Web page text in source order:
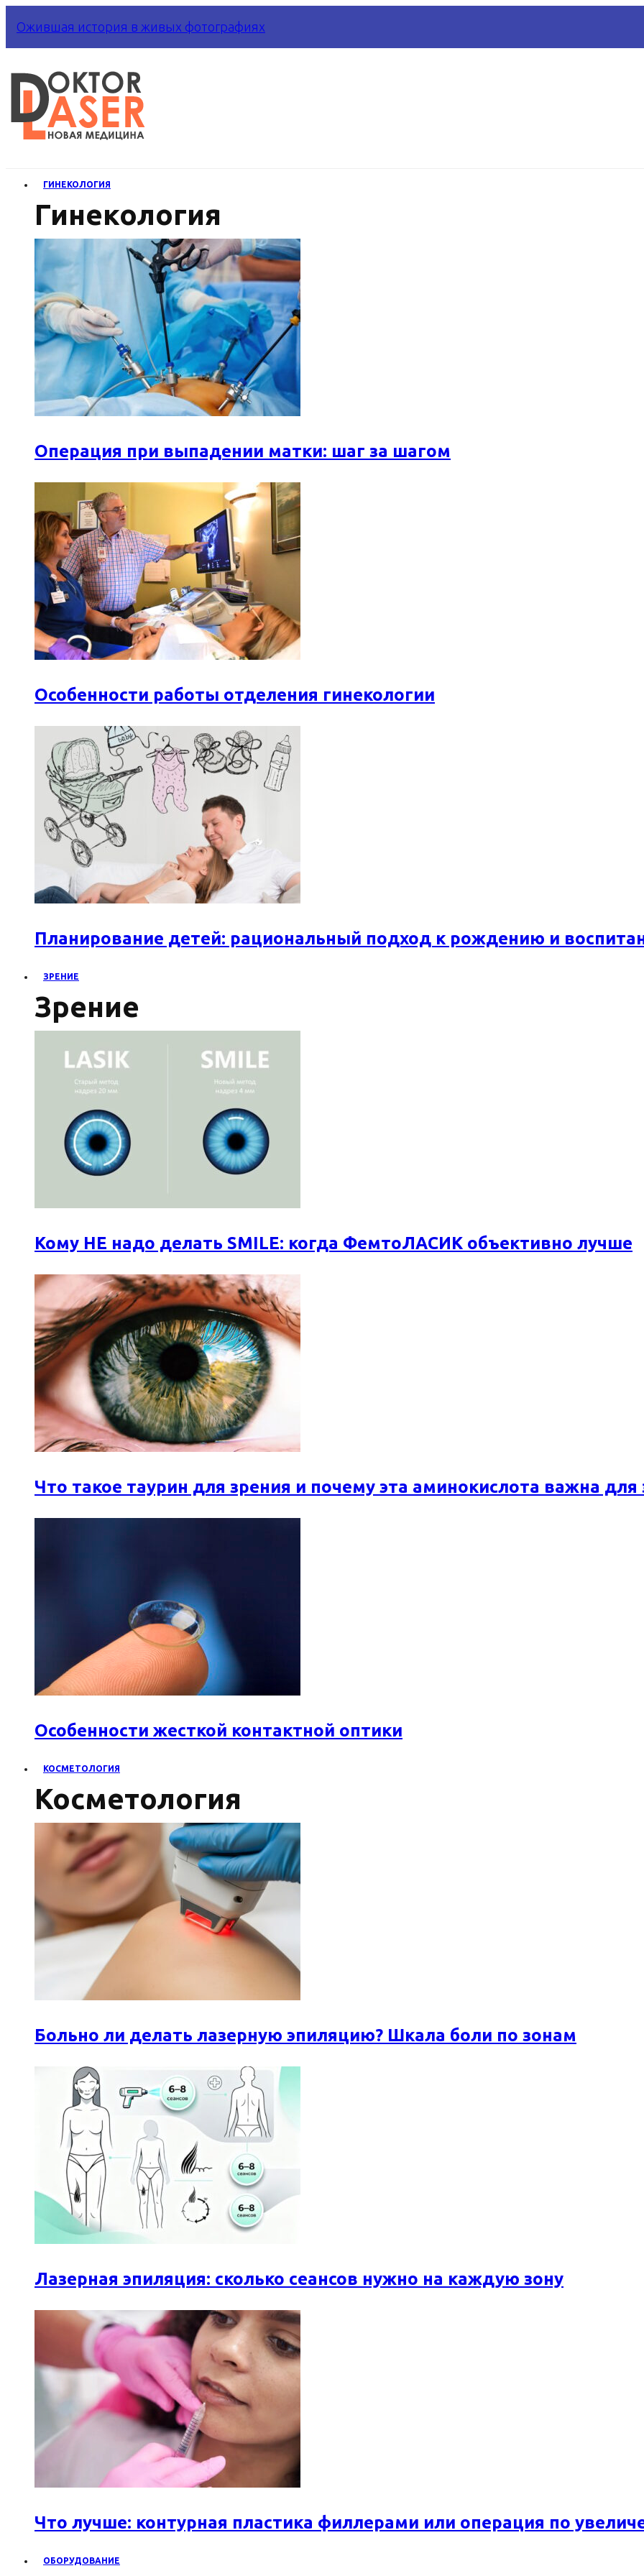
Ожившая история в живых фотографиях
ГИНЕКОЛОГИЯ
Гинекология
Операция при выпадении матки: шаг за шагом
Особенности работы отделения гинекологии
Планирование детей: рациональный подход к рождению и
ЗРЕНИЕ
Зрение
Кому НЕ надо делать SMILE: когда ФемтоЛАСИК объективно лучше
Что такое таурин для зрения и почему эта аминокислота важна для
Особенности жесткой контактной оптики
КОСМЕТОЛОГИЯ
Косметология
Больно ли делать лазерную эпиляцию? Шкала боли по зонам
Лазерная эпиляция: сколько сеансов нужно на каждую зону
Что лучше: контурная пластика филлерами или операция по
ОБОРУДОВАНИЕ